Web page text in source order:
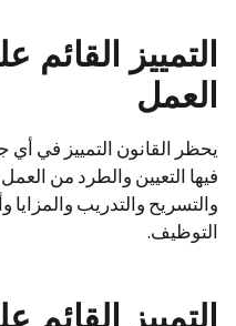
التمييز
العمل
يحظر القانون التمييز في
فيها التعيين والطرد من
والتسريح والتدريب
التوظيف.